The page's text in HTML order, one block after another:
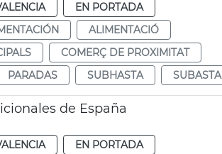
EN PORTADA
ALIMENTACIÓ
COMERÇ DE PROXIMITAT
PARADAS SUBHASTA SUBASTA
de España
EN PORTADA